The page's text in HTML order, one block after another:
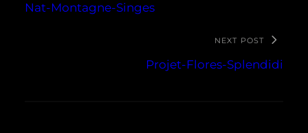
Nat-Montagne-Singes
NEXT POST
Projet-Flores-Splendidi